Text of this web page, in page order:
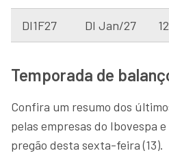
DI1F27 DI Jan/27
Temporada de
Confira um resumo dos
pelas empresas do Ibovespa
pregão desta sexta-feira (13).